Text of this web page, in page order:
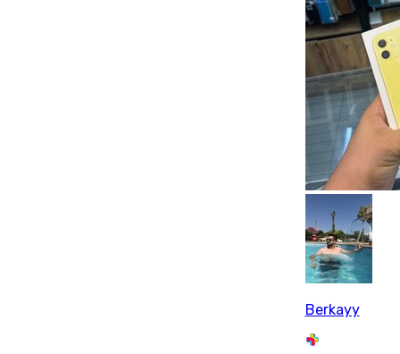
Berkayy